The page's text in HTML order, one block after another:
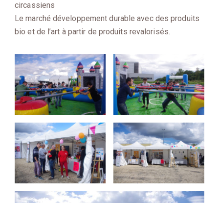
circassiens
Le marché développement durable avec des produits
bio et de l’art à partir de produits revalorisés.